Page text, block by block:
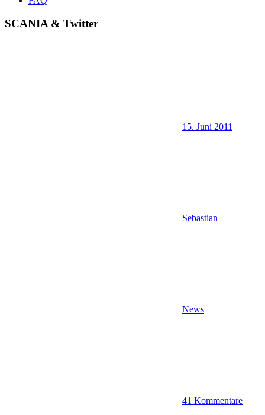
SCANIA & Twitter
15. Juni 2011
Sebastian
News
41 Kommentare